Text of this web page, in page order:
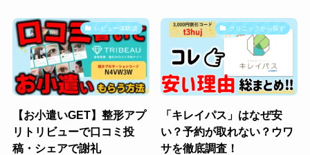
レビュー体験談
【お小遣いGET】整形アプ
リトリビューで口コミ投
稿・シェアで謝礼
クリニックから探す
「キレイパス」はなぜ安
い？予約が取れない？ウワ
サを徹底調査！